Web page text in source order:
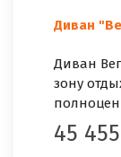
Диван
Диван
зону
45